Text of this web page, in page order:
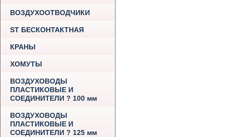
ВОЗДУХООТВОДЧИКИ
ST БЕСКОНТАКТНАЯ
КРАНЫ
ХОМУТЫ
ВОЗДУХОВОДЫ
ПЛАСТИКОВЫЕ И
СОЕДИНИТЕЛИ ? 100 мм
ВОЗДУХОВОДЫ
ПЛАСТИКОВЫЕ И
СОЕДИНИТЕЛИ ? 125 мм